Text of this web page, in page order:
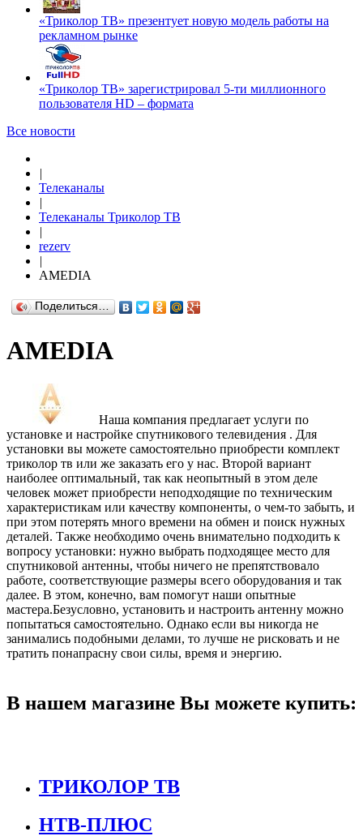
«Триколор ТВ» презентует новую модель работы на
рекламном рынке
«Триколор ТВ» зарегистрировал 5-ти миллионного
пользователя HD – формата
Все новости
|
Телеканалы
|
Телеканалы Триколор ТВ
|
rezerv
|
AMEDIA
Поделиться…
AMEDIA
Наша компания предлагает услуги по
установке и настройке спутникового телевидения . Для
установки вы можете самостоятельно приобрести комплект
триколор тв или же заказать его у нас. Второй вариант
наиболее оптимальный, так как неопытный в этом деле
человек может приобрести неподходящие по техническим
характеристикам или качеству компоненты, о чем-то забыть, и
при этом потерять много времени на обмен и поиск нужных
деталей. Также необходимо очень внимательно подходить к
вопросу установки: нужно выбрать подходящее место для
спутниковой антенны, чтобы ничего не препятствовало
работе, соответствующие размеры всего оборудования и так
далее. В этом, конечно, вам помогут наши опытные
мастера.Безусловно, установить и настроить антенну можно
попытаться самостоятельно. Однако если вы никогда не
занимались подобными делами, то лучше не рисковать и не
тратить понапрасну свои силы, время и энергию.
В нашем магазине Вы можете купить:
ТРИКОЛОР ТВ
НТВ-ПЛЮС